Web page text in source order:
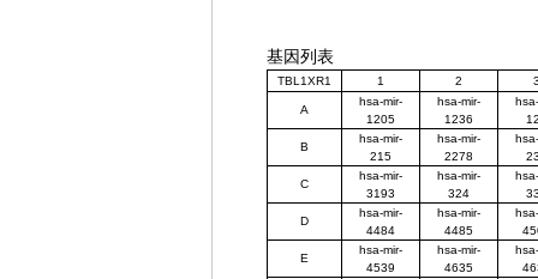
基因列表
TBL1XR1 1 2
A
hsa-mir-
1205
hsa-mir-
1236
B
hsa-mir-
215
hsa-mir-
2278
C
hsa-mir-
3193
hsa-mir-
324
D
hsa-mir-
4484
hsa-mir-
4485
E
hsa-mir-
4539
hsa-mir-
4635